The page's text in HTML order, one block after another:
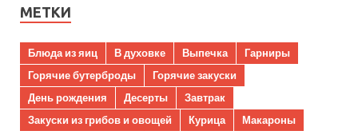
МЕТКИ
Блюда из яиц В духовке Выпечка
Гарниры
Горячие бутерброды
Горячие закуски
День рождения
Десерты
Завтрак
Закуски из грибов и овощей
Курица
Макароны